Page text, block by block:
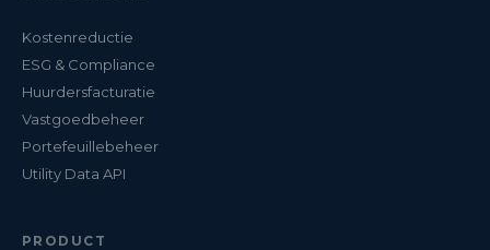
Kostenreductie
ESG & Compliance
Huurdersfacturatie
Vastgoedbeheer
Portefeuillebeheer
Utility Data API
PRODUCT